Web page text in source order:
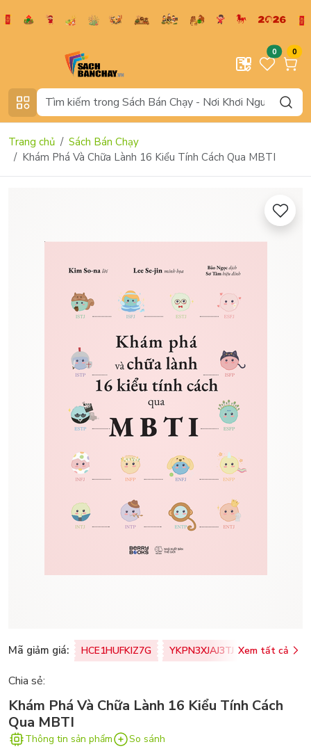
0 0
Trang chủ
Sách Bán Chạy
Khám Phá Và Chữa Lành 16 Kiểu Tính Cách Qua MBTI
Mã giảm giá: HCE1HUFKIZ7G YKPN3XJAJ3TJ Xem tất cả
Chia sẻ:
Khám Phá Và Chữa Lành 16 Kiểu Tính Cách
Qua MBTI
Thông tin sản phẩm So sánh